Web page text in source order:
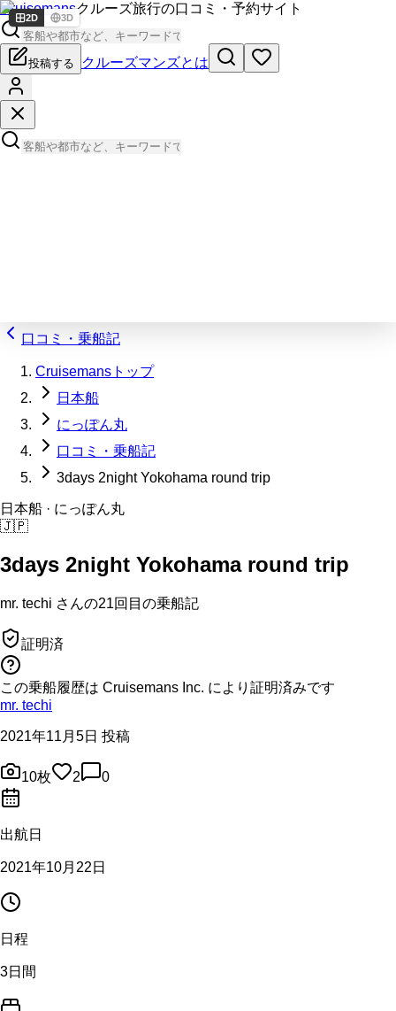
Cruisemansクルーズ旅行の口コミ・予約サイト
投稿する クルーズマンズとは
口コミ・乗船記
Cruisemansトップ
日本船
にっぽん丸
口コミ・乗船記
3days 2night Yokohama round trip
日本船 · にっぽん丸
🇯🇵
3days 2night Yokohama round trip
mr. techi さんの21回目の乗船記
証明済
この乗船履歴は Cruisemans Inc. により証明済みです
mr. techi
2021年11月5日 投稿
10枚 2 0
出航日
2021年10月22日
日程
3日間
2D 3D